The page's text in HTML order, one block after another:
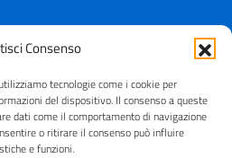
Consenso
tecnologie come i cookie per
del dispositivo. Il consenso a queste
dati come il comportamento di navigazione
o ritirare il consenso può influire
e funzioni.